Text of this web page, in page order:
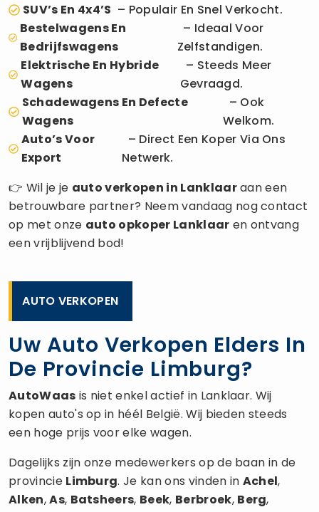
SUV’s En 4x4’s – Populair En Snel Verkocht.
Bestelwagens En
Bedrijfswagens
– Ideaal Voor
Zelfstandigen.
Elektrische En Hybride
Wagens
– Steeds Meer
Gevraagd.
Schadewagens En Defecte
Wagens
– Ook
Welkom.
Auto’s Voor
Export
– Direct Een Koper Via Ons
Netwerk.
👉 Wil je je auto verkopen in Lanklaaraan een
betrouwbare partner? Neem vandaag nog contact
op met onze auto opkoper Lanklaar en ontvang
een vrijblijvend bod!
AUTO VERKOPEN
Uw Auto Verkopen Elders In
De Provincie Limburg?
AutoWaas is niet enkel actief in Lanklaar. Wij
kopen auto's op in héél België. Wij bieden steeds
een hoge prijs voor elke wagen.
Dagelijks zijn onze medewerkers op de baan in de
provincie Limburg. Je kan ons vinden in Achel,
Alken,As, Batsheers, Beek, Berbroek, Berg,